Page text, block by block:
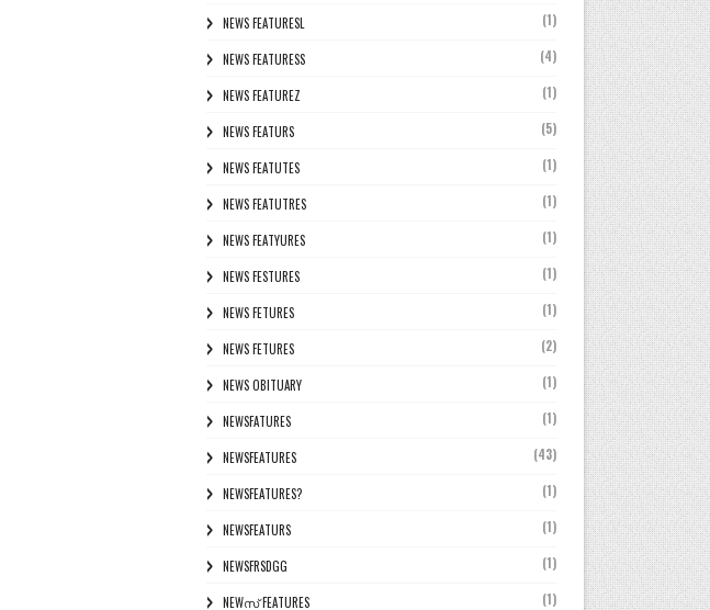
NEWS FEATURESL (1)
NEWS FEATURESS (4)
NEWS FEATUREZ (1)
NEWS FEATURS (5)
NEWS FEATUTES (1)
NEWS FEATUTRES (1)
NEWS FEATYURES (1)
NEWS FESTURES (1)
NEWS FETURES (1)
NEWS FETURES (2)
NEWS OBITUARY (1)
NEWSFATURES (1)
NEWSFEATURES (43)
NEWSFEATURES? (1)
NEWSFEATURS (1)
NEWSFRSDGG (1)
NEWസ് FEATURES (1)